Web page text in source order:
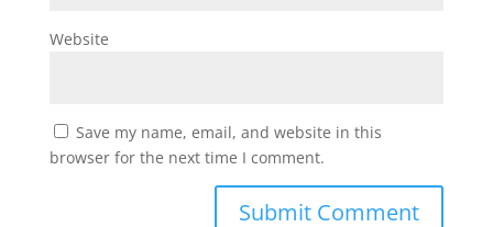
Website
Save my name, email, and website in this
browser for the next time I comment.